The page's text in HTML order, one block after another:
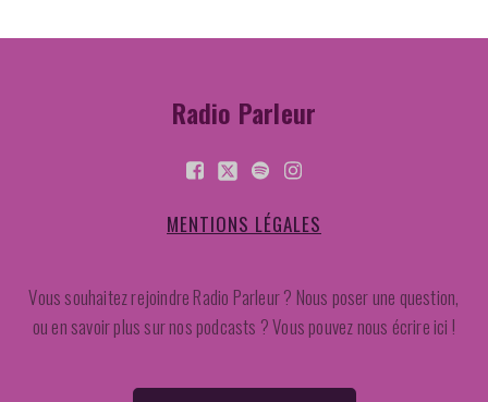
Radio Parleur
MENTIONS LÉGALES
Vous souhaitez rejoindre Radio Parleur ? Nous poser une question,
ou en savoir plus sur nos podcasts ? Vous pouvez nous écrire ici !